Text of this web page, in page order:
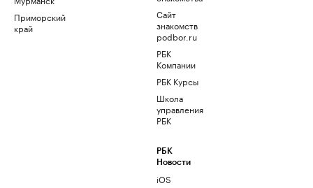
Приморский
край
Сайт
знакомств
podbor.ru
РБК
Компании
РБК Курсы
Школа
управления
РБК
РБК
Новости
iOS